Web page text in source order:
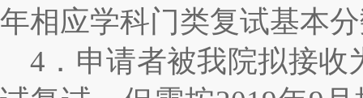
年相应学科门类复试基本
4 ．申请者被我院拟接收